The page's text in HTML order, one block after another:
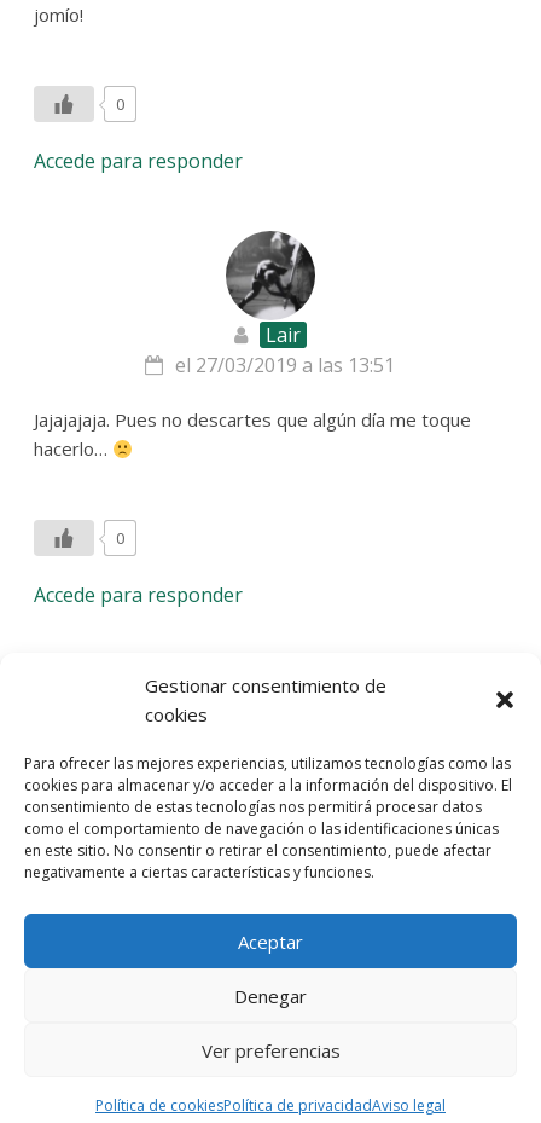
Gestionar consentimiento de
cookies
Para ofrecer las mejores experiencias, utilizamos tecnologías como las
cookies para almacenar y/o acceder a la información del dispositivo. El
consentimiento de estas tecnologías nos permitirá procesar datos
como el comportamiento de navegación o las identificaciones únicas
en este sitio. No consentir o retirar el consentimiento, puede afectar
negativamente a ciertas características y funciones.
Aceptar
Denegar
Ver preferencias
Política de cookiesPolítica de privacidadAviso legal
jomío!
0
Accede para responder
Lair
el 27/03/2019 a las 13:51
Jajajajaja. Pues no descartes que algún día me toque
hacerlo…
0
Accede para responder
Deja una respuesta
comentario.
Entra con tu red social
He leído y acepto laPolítica de Privacidad
cookies-Marquistas Estudio Creativo